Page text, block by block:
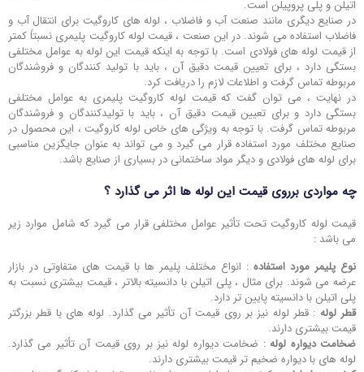
اتیلن و پلی پروپیلن است.
در صنایع دیگری مانند صنعت آب و فاضلاب ، لوله‌ های کاروگیت برای انتقال آب و
فاضلاب استفاده می ‌شوند. در این صنعت ، قیمت لوله کاروگیت پلیمری نسبتاً کمتر
از قیمت لوله‌ های فولادی است. با توجه به اینکه قیمت این لوله به عوامل مختلفی
بستگی دارد ، برای تعیین قیمت دقیق آن ، باید با تولید کنندگان و فروشندگان
مربوطه تماس گرفت و اطلاعات لازم را دریافت کرد.
در نهایت ، می ‌توان گفت که قیمت لوله کاروگیت پلیمری به عوامل مختلفی
بستگی دارد و برای تعیین قیمت دقیق آن ، باید با تولیدکنندگان و فروشندگان
مربوطه تماس گرفت. با توجه به ویژگی‌ های خاص لوله کاروگیت ، این محصول در
صنایع مختلف مورد استفاده قرار می ‌گیرد و می‌ تواند به عنوان جایگزین مناسبی
برای لوله ‌های فولادی و دیگر مواد ساختمانی در بسیاری از صنایع باشد.
چه مواردی برروی قیمت این لوله ها اثر می گذارد ؟
قیمت لوله کاروگیت تحت تأثیر عوامل مختلفی قرار می ‌گیرد که شامل موارد زیر
می ‌باشد :
نوع پلیمر مورد استفاده : انواع مختلف پلیمر ها با قیمت ‌های متفاوتی در بازار
عرضه می ‌شوند. برای مثال ، پلی اتیلن با دانسیته بالاتر ، قیمت بیشتری نسبت به
پلی اتیلن با دانسیته پایین ‌تر دارد.
قطر لوله : قطر لوله نیز بر روی قیمت آن تأثیر می ‌گذارد. لوله‌ های با قطر بزرگتر
قیمت بیشتری دارند.
ضخامت دیواره لوله: ضخامت دیواره لوله نیز بر روی قیمت آن تأثیر می ‌گذارد.
لوله‌ های با دیواره ضخیم‌ تر قیمت بیشتری دارند.